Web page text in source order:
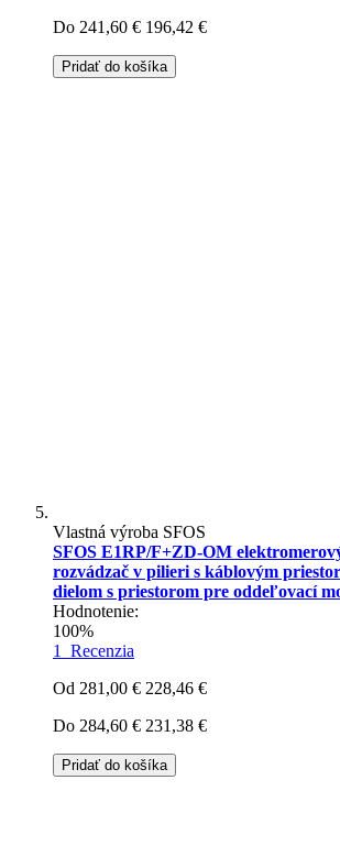
Do 241,60 € 196,42 €
Pridať do košíka
Vlastná výroba SFOS
SFOS E1RP/F+ZD-OM
rozvádzač v pilieri s káblovým
dielom s priestorom pre oddeľovací
Hodnotenie:
100%
1 Recenzia
Od 281,00 € 228,46 €
Do 284,60 € 231,38 €
Pridať do košíka